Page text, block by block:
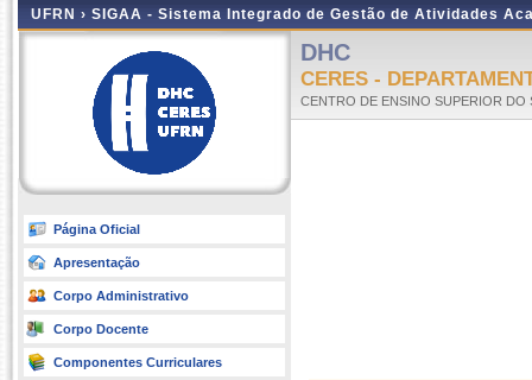
UFRN › SIGAA - Sistema Integrado de Gestão de Atividades
Página Oficial
Apresentação
Corpo Administrativo
Corpo Docente
Componentes Curriculares
DHC
CERES -
CENTRO DE ENSINO SUPERIOR DO